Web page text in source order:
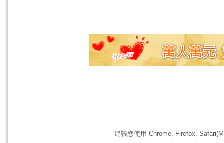
建議您使用 Chrome, Firefox,